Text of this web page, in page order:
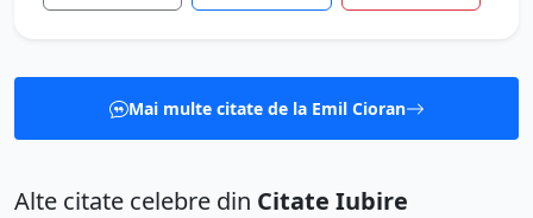
Mai multe citate de la Emil Cioran
Alte citate celebre din Citate Iubire